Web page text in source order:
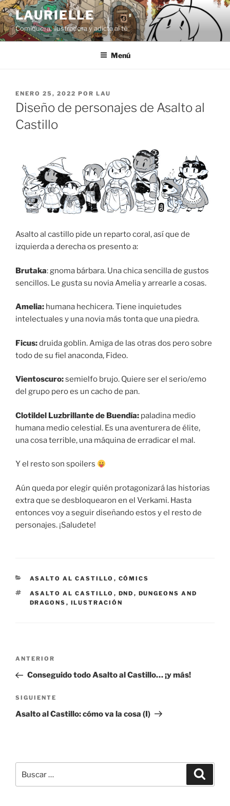
Saltar
al
contenido
LAURIELLE
Comiquera, ilustradora y adicta al té
Menú
PUBLICADO
EL
ENERO 25, 2022 POR LAU
Diseño de personajes de Asalto al
Castillo
Asalto al castillo pide un reparto coral, así que de
izquierda a derecha os presento a:
Brutaka: gnoma bárbara. Una chica sencilla de gustos
sencillos. Le gusta su novia Amelia y arrearle a cosas.
Amelia: humana hechicera. Tiene inquietudes
intelectuales y una novia más tonta que una piedra.
Ficus:druida goblin. Amiga de las otras dos pero sobre
todo de su fiel anaconda, Fideo.
Vientoscuro:semielfo brujo. Quiere ser el serio/emo
del grupo pero es un cacho de pan.
Clotildel Luzbrillante de Buendía: paladina medio
humana medio celestial. Es una aventurera de élite,
una cosa terrible, una máquina de erradicar el mal.
Y el resto son spoilers
Aún queda por elegir quién protagonizará las historias
extra que se desbloquearon en el Verkami. Hasta
entonces voy a seguir diseñando estos y el resto de
personajes. ¡Saludete!
CATEGORÍAS
ASALTO AL CASTILLO , CÓMICS
ETIQUETAS
ASALTO AL CASTILLO , DND , DUNGEONS AND
DRAGONS , ILUSTRACIÓN
Navegación
entradas
Entrada
anterior:
ANTERIOR
Conseguido todo Asalto al Castillo… ¡y más!
Siguiente
entrada
SIGUIENTE
Asalto al Castillo: cómo va la cosa (I)
por: